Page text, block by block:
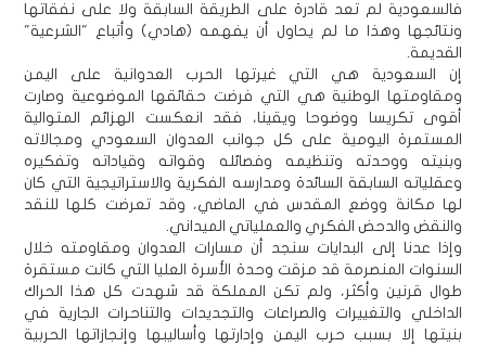
فالسعودية لم تعد قادرة على الطريقة السابقة ولا على نفقاتها
ونتائجها وهذا ما لم يحاول أن يفهمه (هادي) وأتباع "الشرعية"
القديمة.
إن السعودية هي التي غيرتها الحرب العدوانية على اليمن
ومقاومتها الوطنية هي التي فرضت حقائقها الموضوعية وصارت
أقوى تكريسا ووضوحا ويقينا، فقد انعكست الهزائم المتوالية
المستمرة اليومية على كل جوانب العدوان السعودي ومجالاته
وبنيته ووحدته وتنظيمه وفصائله وقواته وقياداته وتفكيره
وعقلياته السابقة السائدة ومدارسه الفكرية والاستراتيجية التي كان
لها مكانة ووضع المقدس في الماضي، وقد تعرضت كلها للنقد
والنقض والدحض الفكري والعملياتي الميداني.
وإذا عدنا إلى البدايات سنجد أن مسارات العدوان ومقاومته خلال
السنوات المنصرمة قد مزقت وحدة الأسرة العليا التي كانت مستقرة
طوال قرنين وأكثر، ولم تكن المملكة قد شهدت كل هذا الحراك
الداخلي والتغييرات والصراعات والتجديدات والتناحرات الجارية في
بنيتها إلا بسبب حرب اليمن وإدارتها وأساليبها وإنجازاتها الحربية